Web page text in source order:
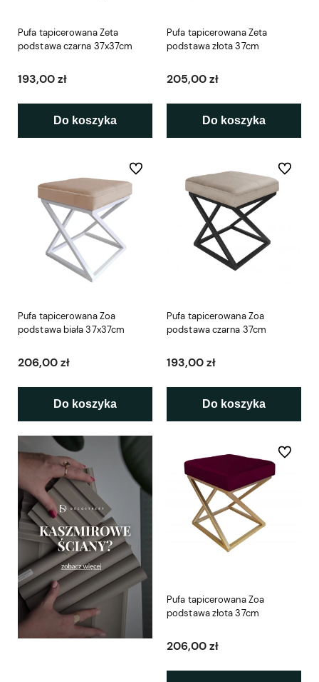
Pufa tapicerowana Zeta
podstawa czarna 37x37cm
193,00 zł
Do koszyka
Pufa tapicerowana Zeta
podstawa złota 37cm
205,00 zł
Do koszyka
Pufa tapicerowana Zoa
podstawa biała 37x37cm
206,00 zł
Do koszyka
Do ulubionych
Pufa tapicerowana Zoa
podstawa czarna 37cm
193,00 zł
Do koszyka
Do
Pufa tapicerowana Zoa
podstawa złota 37cm
206,00 zł
Do